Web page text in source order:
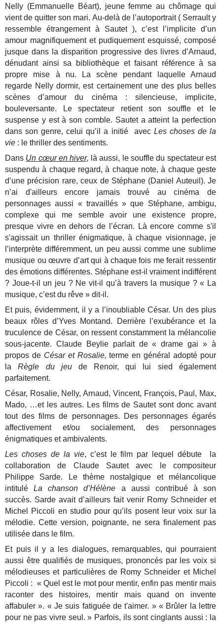
Nelly (Emmanuelle Béart), jeune femme au chômage qui
vient de quitter son mari. Au-delà de l’autoportrait ( Serrault y
ressemble étrangement à Sautet ), c’est l’implicite d’un
amour magnifiquement et pudiquement esquissé, composé
jusque dans la disparition progressive des livres d’Arnaud,
dénudant ainsi sa bibliothèque et faisant référence à sa
propre mise à nu. La scène pendant laquelle Arnaud
regarde Nelly dormir, est certainement une des plus belles
scènes d’amour du cinéma : silencieuse, implicite,
bouleversante. Le spectateur retient son souffle et le
suspense y est à son comble. Sautet a atteint la perfection
dans son genre, celui qu’il a initié avec Les choses de la
vie : le thriller des sentiments.
Dans Un cœur en hiver, là aussi, le souffle du spectateur est
suspendu à chaque regard, à chaque note, à chaque geste
d’une précision rare, ceux de Stéphane (Daniel Auteuil). Je
n’ai d'ailleurs encore jamais trouvé au cinéma de
personnages aussi « travaillés » que Stéphane, ambigu,
complexe qui me semble avoir une existence propre,
presque vivre en dehors de l’écran. Là encore comme s'il
s'agissait un thriller énigmatique, à chaque visionnage, je
l’interprète différemment, un peu aussi comme une sublime
musique ou œuvre d’art qui à chaque fois me ferait ressentir
des émotions différentes. Stéphane est-il vraiment indifférent
? Joue-t-il un jeu ? Ne vit-il qu’à travers la musique ? « La
musique, c’est du rêve » dit-il.
Et puis, évidemment, il y a l’inoubliable César. Un des plus
beaux rôles d’Yves Montand. Derrière l’exubérance et la
truculence de César, on ressent constamment la mélancolie
sous-jacente. Claude Beylie parlait de « drame gai » à
propos de César et Rosalie, terme en général adopté pour
laRègle du jeude Renoir, qui lui sied également
parfaitement.
César, Rosalie, Nelly, Arnaud, Vincent, François, Paul, Max,
Mado, …et les autres. Les films de Sautet sont donc avant
tout des films de personnages. Des personnages égarés
affectivement et/ou socialement, des personnages
énigmatiques et ambivalents.
Les choses de la vie, c’est le film par lequel débute la
collaboration de Claude Sautet avec le compositeur
Philippe Sarde. Le thème nostalgique et mélancolique
intituléLa chanson d’Hélène a aussi contribué à son
succès. Sarde avait d’ailleurs fait venir Romy Schneider et
Michel Piccoli en studio pour qu’ils posent leur voix sur la
mélodie. Cette version, poignante, ne sera finalement pas
utilisée dans le film.
Et puis il y a les dialogues, remarquables, qui pourraient
aussi être qualifiés de musiques, prononcés par les voix si
mélodieuses et particulières de Romy Schneider et Michel
Piccoli : « Quel est le mot pour mentir, enfin pas mentir mais
raconter des histoires, mentir mais quand on invente
affabuler ». « Je suis fatiguée de t'aimer. » « Brûler la lettre
pour ne pas vivre seul. » Parfois, ils sont cinglants aussi : la